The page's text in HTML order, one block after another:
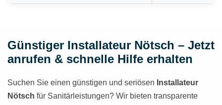
Günstiger Installateur Nötsch – Jetzt
anrufen & schnelle Hilfe erhalten
Suchen Sie einen günstigen und seriösen Installateur
Nötsch für Sanitärleistungen? Wir bieten transparente